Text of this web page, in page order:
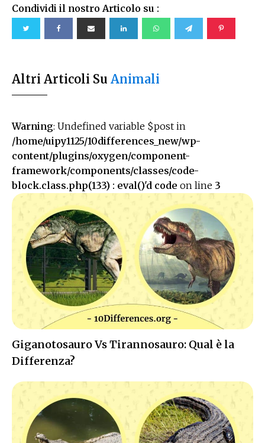
Condividi il nostro Articolo su :
Altri Articoli Su Animali
Warning: Undefined variable $post in
/home/uipy1125/10differences_new/wp-
content/plugins/oxygen/component-
framework/components/classes/code-
block.class.php(133) : eval()'d code on line 3
Giganotosauro Vs Tirannosauro: Qual è la
Differenza?